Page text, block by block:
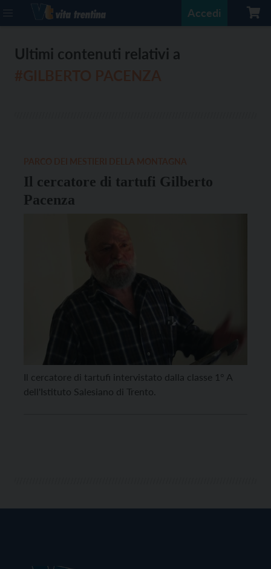
Accedi
Ultimi contenuti relativi a
Il cercatore di tartufi Gilberto
Pacenza
Il cercatore di tartufi intervistato dalla classe 1° A
dell'Istituto Salesiano di Trento.